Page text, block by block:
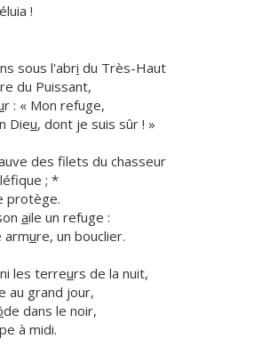
!
sous l'abri du Très-Haut
du Puissant,
r : « Mon refuge,
Dieu, dont je suis sûr ! »
des filets du chasseur
; *
protège.
aile un refuge :
armure, un bouclier.
les terreurs de la nuit,
au grand jour,
de dans le noir,
à midi.